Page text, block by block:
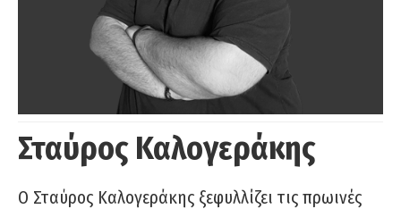
Σταύρος Καλογεράκης
Ο Σταύρος Καλογεράκης ξεφυλλίζει τις πρωινές